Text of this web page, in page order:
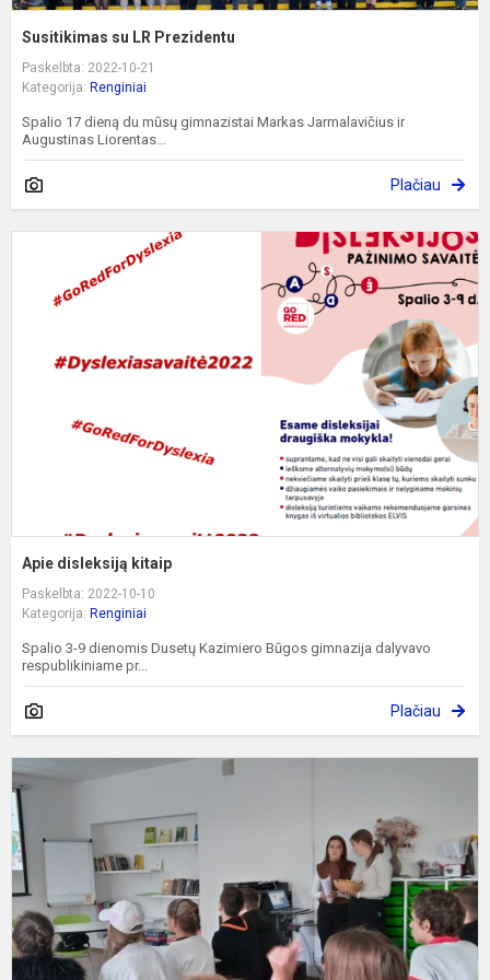
Susitikimas su LR Prezidentu
Paskelbta: 2022-10-21
Kategorija: Renginiai
Spalio 17 dieną du mūsų gimnazistai Markas Jarmalavičius ir
Augustinas Liorentas...
Plačiau
Apie disleksiją kitaip
Paskelbta: 2022-10-10
Kategorija: Renginiai
Spalio 3-9 dienomis Dusetų Kazimiero Būgos gimnazija dalyvavo
respublikiniame pr...
Plačiau